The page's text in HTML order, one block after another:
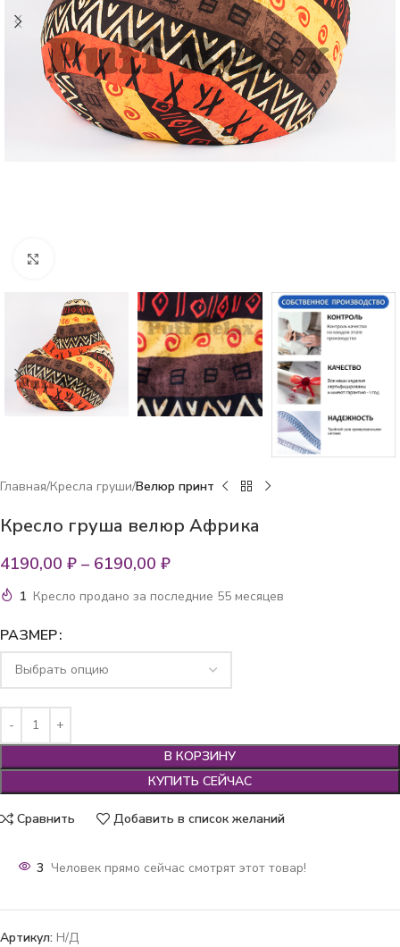
Главная Кресла груши Велюр принт
Кресло груша велюр Африка
4190,00 ₽ – 6190,00 ₽
1 Кресло продано за последние 55 месяцев
РАЗМЕР
В КОРЗИНУ
КУПИТЬ СЕЙЧАС
Сравнить Добавить в список желаний
3 Человек прямо сейчас смотрят этот товар!
Артикул: Н/Д